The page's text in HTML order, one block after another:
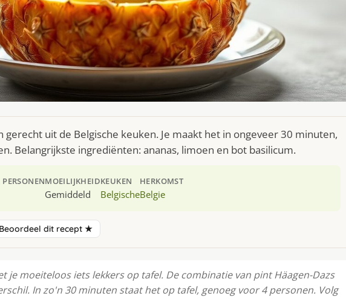
gerecht uit de Belgische keuken. Je maakt het in ongeveer 30 minuten,
Belangrijkste ingrediënten: ananas, limoen en bot basilicum.
MOEILIJKHEID
Gemiddeld
KEUKEN
Belgische
HERKOMST
Belgie
Beoordeel dit recept ★
je moeiteloos iets lekkers op tafel. De combinatie van pint Häagen-Dazs
In zo'n 30 minuten staat het op tafel, genoeg voor 4 personen. Volg